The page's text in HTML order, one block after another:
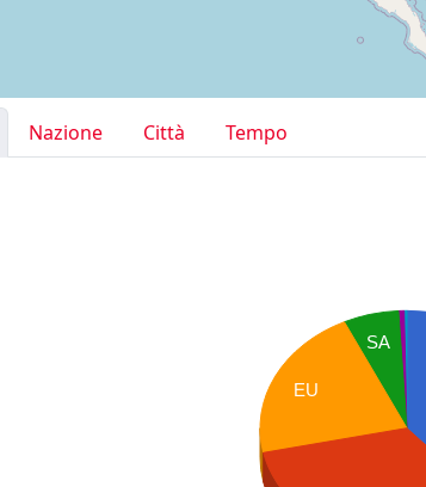
Nazione Città
Tempo
SA
EU